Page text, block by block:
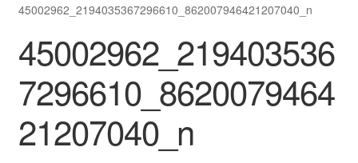
Blog
Freebooks
öffnen
Shop
Nähtipps
45002962_2194035367296610_862007946421207040_n
45002962_219403536
7296610_8620079464
21207040_n